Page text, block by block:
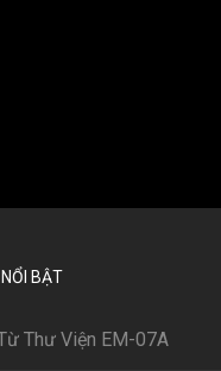
BẬT
Thư Viện EM-07A